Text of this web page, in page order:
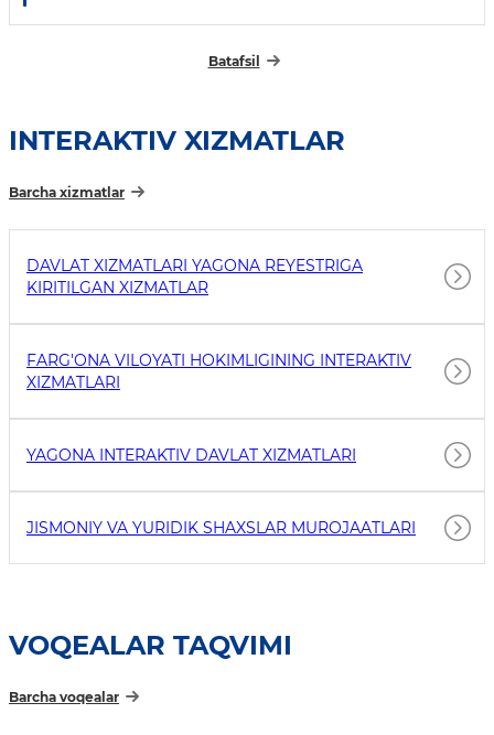
Batafsil
INTERAKTIV XIZMATLAR
Barcha xizmatlar
DAVLAT XIZMATLARI YAGONA REYESTRIGA
KIRITILGAN XIZMATLAR
FARG'ONA VILOYATI HOKIMLIGINING INTERAKTIV
XIZMATLARI
YAGONA INTERAKTIV DAVLAT XIZMATLARI
JISMONIY VA YURIDIK SHAXSLAR MUROJAATLARI
VOQEALAR TAQVIMI
Barcha voqealar